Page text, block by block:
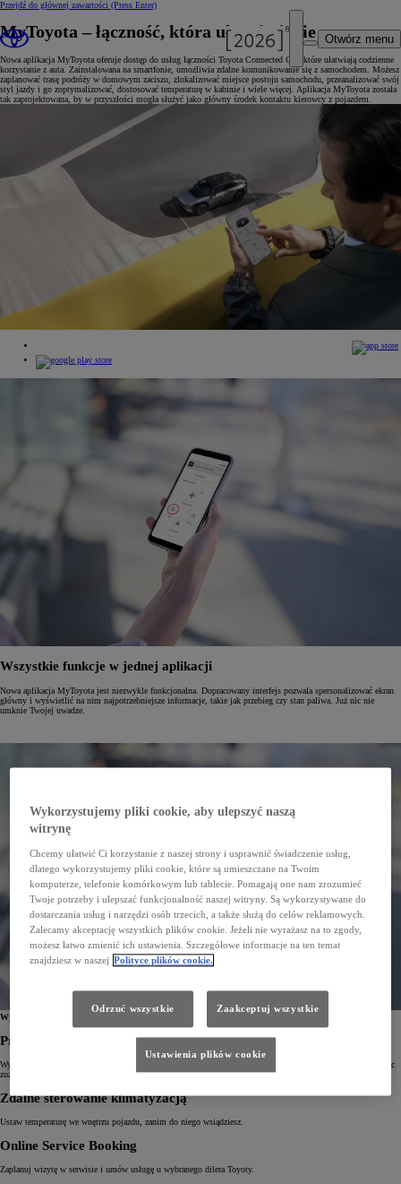
Przejdź do głównej zawartości (Press Enter)
Otwórz menu
MyToyota – łączność, która ułatwia życie
Nowa aplikacja MyToyota oferuje dostęp do usług łączności Toyota Connected Car, które ułatwiają codzienne
korzystanie z auta. Zainstalowana na smartfonie, umożliwia zdalne komunikowanie się z samochodem. Możesz
zaplanować trasę podróży w domowym zaciszu, zlokalizować miejsce postoju samochodu, przeanalizować swój
styl jazdy i go zoptymalizować, dostosować temperaturę w kabinie i wiele więcej. Aplikacja MyToyota została
tak zaprojektowana, by w przyszłości mogła służyć jako główny środek kontaktu kierowcy z pojazdem.
Wszystkie funkcje w jednej aplikacji
Nowa aplikacja MyToyota jest niezwykle funkcjonalna. Dopracowany interfejs pozwala spersonalizować ekran
główny i wyświetlić na nim najpotrzebniejsze informacje, takie jak przebieg czy stan paliwa. Już nic nie
umknie Twojej uwadze.
Wygoda na wyciągnięcie ręki
Przewodnik jazdy hybrydowej
Wykorzystaj pełen potencjał swojego napędu hybrydowego, poruszając się płynnie w trybie EV i zmniejszając
zużycie paliwa.
Zdalne sterowanie klimatyzacją
Ustaw temperaturę we wnętrzu pojazdu, zanim do niego wsiądziesz.
Online Service Booking
Zaplanuj wizytę w serwisie i umów usługę u wybranego dilera Toyoty.
Wykorzystujemy pliki cookie, aby ulepszyć naszą
witrynę
Chcemy ułatwić Ci korzystanie z naszej strony i usprawnić świadczenie usług,
dlatego wykorzystujemy pliki cookie, które są umieszczane na Twoim
komputerze, telefonie komórkowym lub tablecie. Pomagają one nam zrozumieć
Twoje potrzeby i ulepszać funkcjonalność naszej witryny. Są wykorzystywane do
dostarczania usług i narzędzi osób trzecich, a także służą do celów reklamowych.
Zalecamy akceptację wszystkich plików cookie. Jeżeli nie wyrażasz na to zgody,
możesz łatwo zmienić ich ustawienia. Szczegółowe informacje na ten temat
znajdziesz w naszej Polityce plików cookie.
Odrzuć wszystkie Zaakceptuj wszystkie
Ustawienia plików cookie